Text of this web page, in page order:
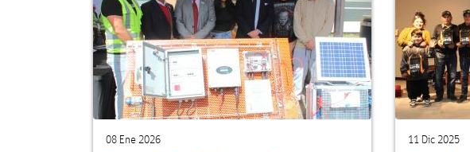
08 Ene 2026 11 Dic 2025